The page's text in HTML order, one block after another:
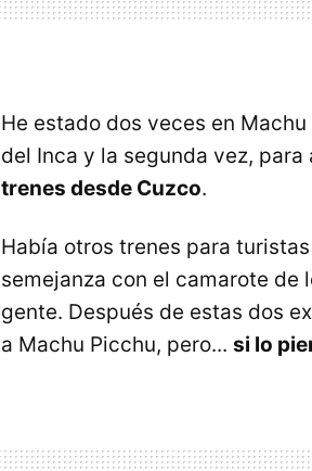
He estado dos veces en
del Inca y la segunda vez,
trenes desde Cuzco.
Había otros trenes para
semejanza con el camarote de
gente. Después de estas dos
a Machu Picchu, pero... si lo